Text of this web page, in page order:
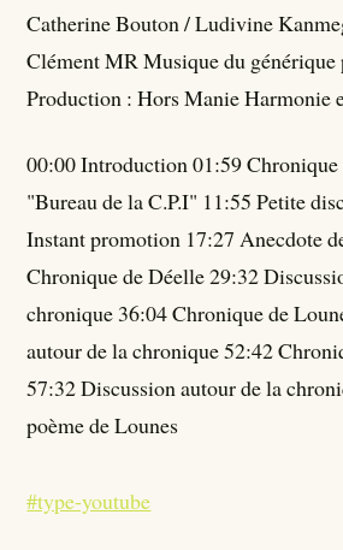
Catherine Bouton / Ludivine
Clément MR Musique du générique
Production : Hors Manie Harmonie
00:00 Introduction 01:59
"Bureau de la C.P.I" 11:55 Petite
Instant promotion 17:27 Anecdote
Chronique de Déelle 29:32
chronique 36:04 Chronique de
autour de la chronique 52:42
57:32 Discussion autour de la
poème de Lounes
#type-youtube